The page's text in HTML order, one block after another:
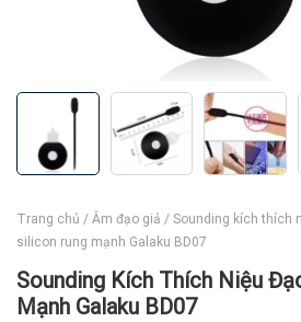
Trang chủ / Âm đạo giả / Sounding kích thích
silicon rung mạnh Galaku BD07
Sounding Kích Thích Niệu
Mạnh Galaku BD07